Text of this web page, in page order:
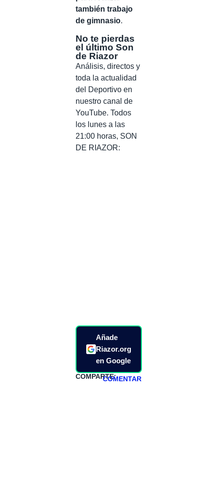
también trabajo
de gimnasio.
No te pierdas
el último Son
de Riazor
Análisis, directos y
toda la actualidad
del Deportivo en
nuestro canal de
YouTube. Todos
los lunes a las
21:00 horas, SON
DE RIAZOR:
Añade
Riazor.org
en Google
COMPARTE:COMENTAR